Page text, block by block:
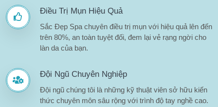
Điều Trị Mụn Hiệu Quả
Sắc Đẹp Spa chuyên điều trị mụn với hiệu quả lên đến
trên 80%, an toàn tuyệt đối, đem lại vẻ rạng ngời cho
làn da của bạn.
Đội Ngũ Chuyên Nghiệp
Đội ngũ chúng tôi là những kỹ thuật viên sở hữu kiến
thức chuyên môn sâu rộng với trình độ tay nghề cao.